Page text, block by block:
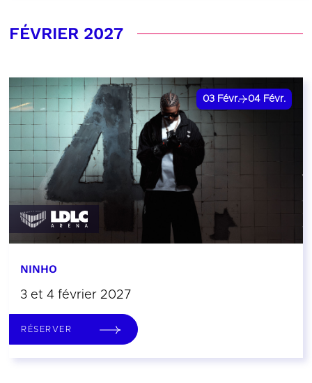
FÉVRIER 2027
03 Févr. 04 Févr.
NINHO
3 et 4 février 2027
RÉSERVER